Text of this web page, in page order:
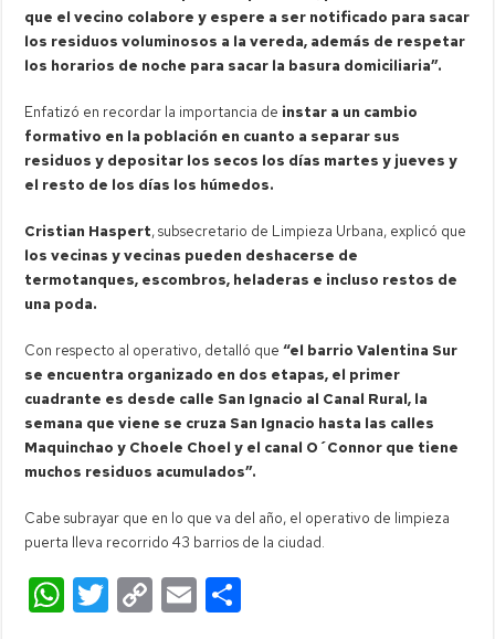
que el vecino colabore y espere a ser notificado para sacar
los residuos voluminosos a la vereda, además de respetar
los horarios de noche para sacar la basura domiciliaria”.
Enfatizó en recordar la importancia de instar a un cambio
formativo en la población en cuanto a separar sus
residuos y depositar los secos los días martes y jueves y
el resto de los días los húmedos.
Cristian Haspert, subsecretario de Limpieza Urbana, explicó que
los vecinas y vecinas pueden deshacerse de
termotanques, escombros, heladeras e incluso restos de
una poda.
Con respecto al operativo, detalló que“el barrio Valentina Sur
se encuentra organizado en dos etapas, el primer
cuadrante es desde calle San Ignacio al Canal Rural, la
semana que viene se cruza San Ignacio hasta las calles
Maquinchao y Choele Choel y el canal O´Connor que tiene
muchos residuos acumulados”.
Cabe subrayar que en lo que va del año, el operativo de limpieza
puerta lleva recorrido 43 barrios de la ciudad.
W T C E